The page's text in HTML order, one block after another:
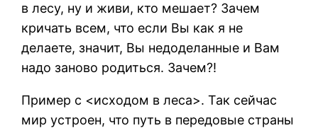
в лесу, ну и живи, кто мешает? Зачем
кричать всем, что если Вы как я не
делаете, значит, Вы недоделанные и Вам
надо заново родиться. Зачем?!
Пример с <исходом в леса>. Так сейчас
мир устроен, что путь в передовые страны